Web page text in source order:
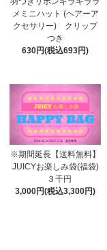
メミニハット (ヘアーア
クセサリー) クリップ
つき
630円(税込693円)
※期間延長【送料無料】
JUICYお楽しみ袋(福袋)
３千円
3,000円(税込3,300円)